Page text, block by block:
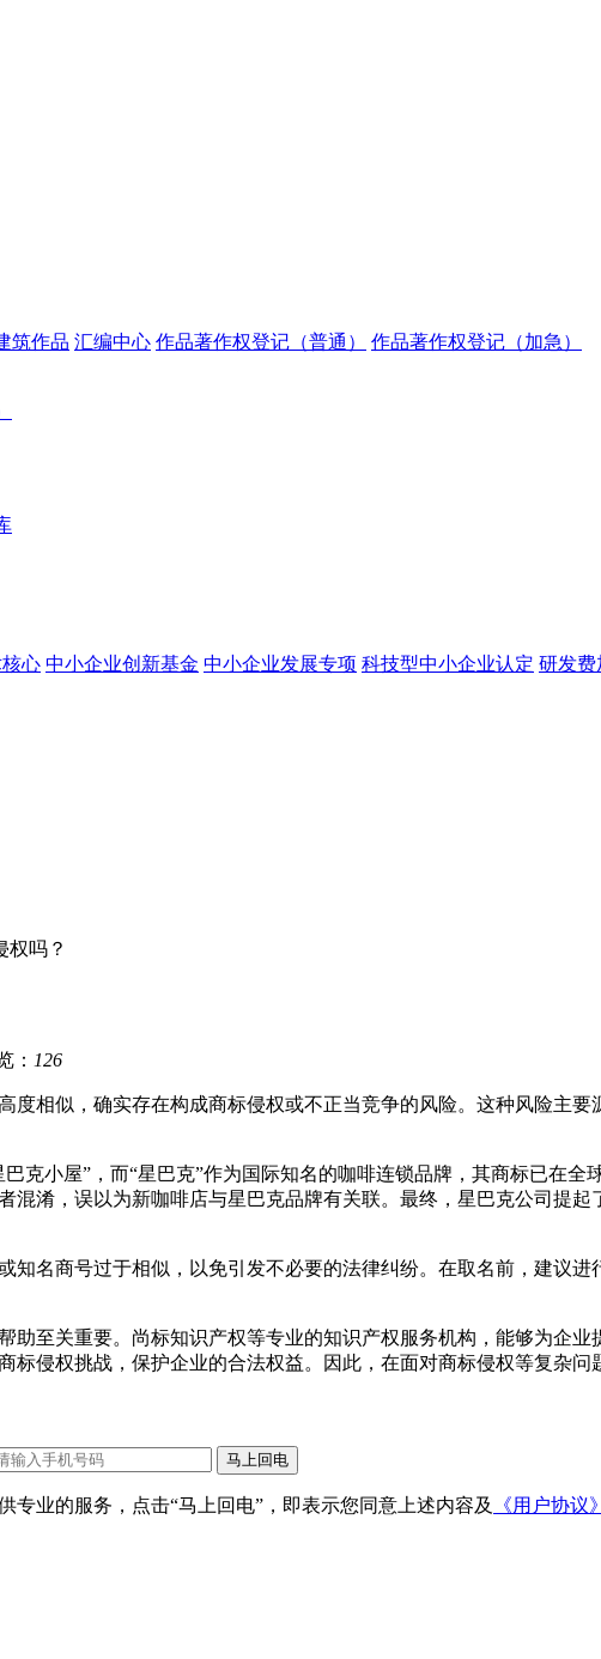
筑作品 汇编中心 作品著作权登记（普通） 作品著作权登记（加急）
心 中小企业创新基金 中小企业发展专项 科技型中小企业认定 研发费
权吗？
： 126
度相似，确实存在构成商标侵权或不正当竞争的风险。这种风险主
克小屋”，而“星巴克”作为国际知名的咖啡连锁品牌，其商标已在
混淆，误以为新咖啡店与星巴克品牌有关联。最终，星巴克公司提
知名商号过于相似，以免引发不必要的法律纠纷。在取名前，建议
助至关重要。尚标知识产权等专业的知识产权服务机构，能够为企
标侵权挑战，保护企业的合法权益。因此，在面对商标侵权等复杂
业的服务，点击“马上回电”，即表示您同意上述内容及 《用户协议